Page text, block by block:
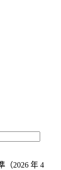
（2026 年 4